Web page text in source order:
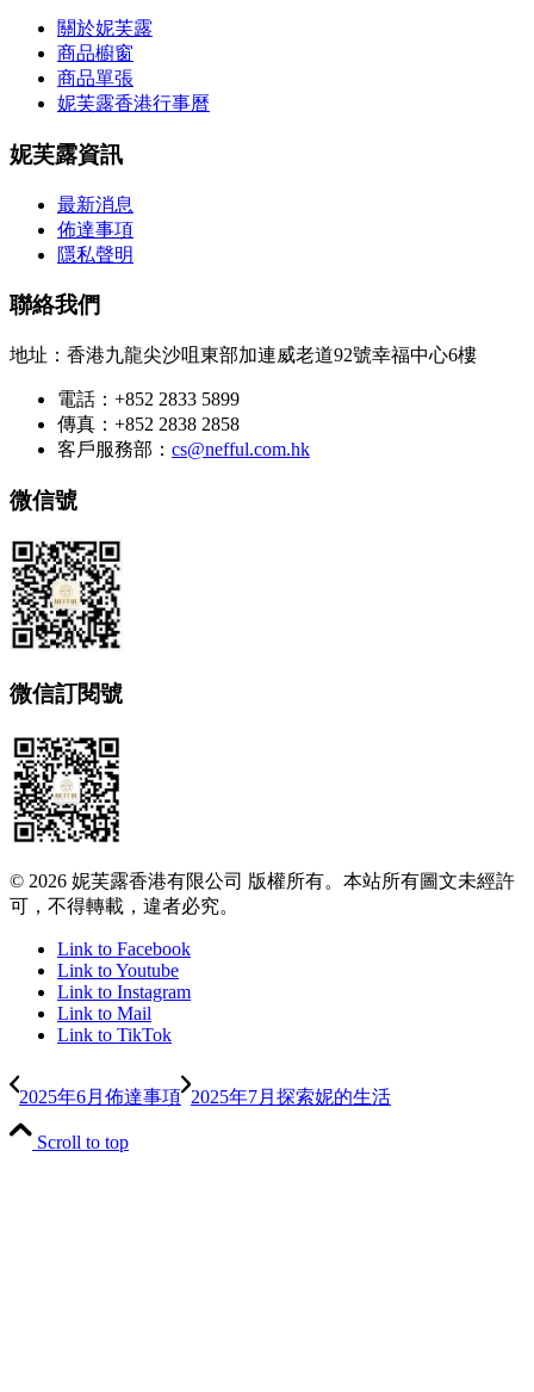
關於妮芙露
商品櫥窗
商品單張
妮芙露香港行事曆
妮芙露資訊
最新消息
佈達事項
隱私聲明
聯絡我們
地址：香港九龍尖沙咀東部加連威老道92號幸福中心6樓
電話：+852 2833 5899
傳真：+852 2838 2858
客戶服務部： cs@nefful.com.hk
微信號
微信訂閱號
© 2026 妮芙露香港有限公司 版權所有。本站所有圖文未經許
可，不得轉載，違者必究。
Link to Facebook
Link to Youtube
Link to Instagram
Link to Mail
Link to TikTok
2025年6月佈達事項 2025年7月探索妮的生活
Scroll to top